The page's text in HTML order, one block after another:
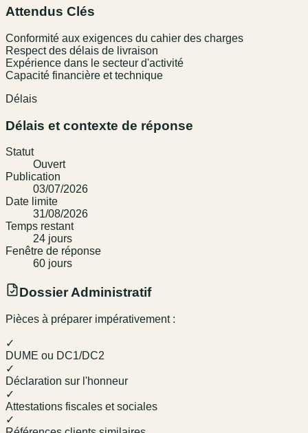
Attendus Clés
Conformité aux exigences du cahier des charges
Respect des délais de livraison
Expérience dans le secteur d'activité
Capacité financière et technique
Délais
Délais et contexte de réponse
Statut
Ouvert
Publication
03/07/2026
Date limite
31/08/2026
Temps restant
24 jours
Fenêtre de réponse
60 jours
Dossier Administratif
Pièces à préparer impérativement :
✓
DUME ou DC1/DC2
✓
Déclaration sur l'honneur
✓
Attestations fiscales et sociales
✓